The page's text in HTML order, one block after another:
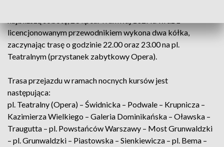
licencjonowanym przewodnikiem wykona dwa kółka,
zaczynając trasę o godzinie 22.00 oraz 23.00 na pl.
Teatralnym (przystanek zabytkowy Opera).
Trasa przejazdu w ramach nocnych kursów jest
następująca:
pl. Teatralny (Opera) – Świdnicka – Podwale – Krupnicza –
Kazimierza Wielkiego – Galeria Dominikańska – Oławska –
Traugutta – pl. Powstańców Warszawy – Most Grunwaldzki
– pl. Grunwaldzki – Piastowska – Sienkiewicza – pl. Bema –